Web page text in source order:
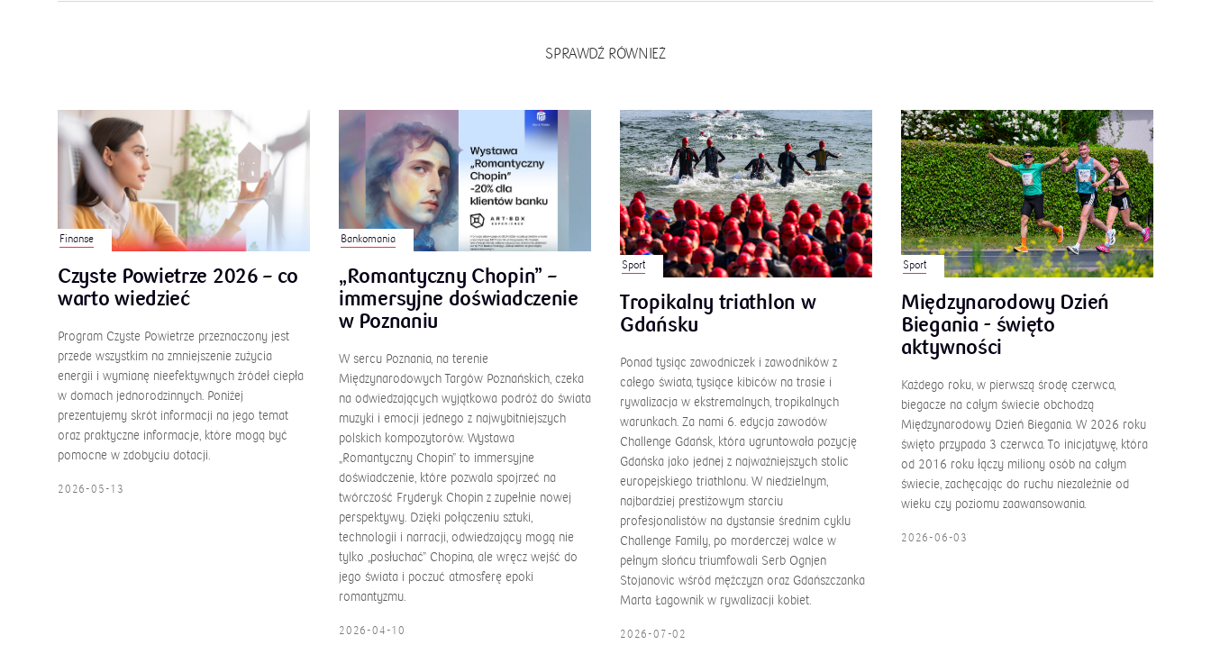
SPRAWDŹ RÓWNIEŻ
Finanse
Czyste Powietrze 2026 – co
warto wiedzieć
Program Czyste Powietrze przeznaczony jest
przede wszystkim na zmniejszenie zużycia
energii i wymianę nieefektywnych źródeł ciepła
w domach jednorodzinnych. Poniżej
prezentujemy skrót informacji na jego temat
oraz praktyczne informacje, które mogą być
pomocne w zdobyciu dotacji.
2026-05-13
Bankomania
„Romantyczny Chopin” –
immersyjne doświadczenie
w Poznaniu
W sercu Poznania, na terenie
Międzynarodowych Targów Poznańskich, czeka
na odwiedzających wyjątkowa podróż do świata
muzyki i emocji jednego z najwybitniejszych
polskich kompozytorów. Wystawa
„Romantyczny Chopin” to immersyjne
doświadczenie, które pozwala spojrzeć na
twórczość Fryderyk Chopin z zupełnie nowej
perspektywy. Dzięki połączeniu sztuki,
technologii i narracji, odwiedzający mogą nie
tylko „posłuchać” Chopina, ale wręcz wejść do
jego świata i poczuć atmosferę epoki
romantyzmu.
2026-04-10
Sport
Tropikalny triathlon w
Gdańsku
Ponad tysiąc zawodniczek i zawodników z
całego świata, tysiące kibiców na trasie i
rywalizacja w ekstremalnych, tropikalnych
warunkach. Za nami 6. edycja zawodów
Challenge Gdańsk, która ugruntowała pozycję
Gdańska jako jednej z najważniejszych stolic
europejskiego triathlonu. W niedzielnym,
najbardziej prestiżowym starciu
profesjonalistów na dystansie średnim cyklu
Challenge Family, po morderczej walce w
pełnym słońcu triumfowali Serb Ognjen
Stojanovic wśród mężczyzn oraz Gdańszczanka
Marta Łagownik w rywalizacji kobiet.
2026-07-02
Sport
Międzynarodowy Dzień
Biegania - święto
aktywności
Każdego roku, w pierwszą środę czerwca,
biegacze na całym świecie obchodzą
Międzynarodowy Dzień Biegania. W 2026 roku
święto przypada 3 czerwca. To inicjatywę, która
od 2016 roku łączy miliony osób na całym
świecie, zachęcając do ruchu niezależnie od
wieku czy poziomu zaawansowania.
2026-06-03